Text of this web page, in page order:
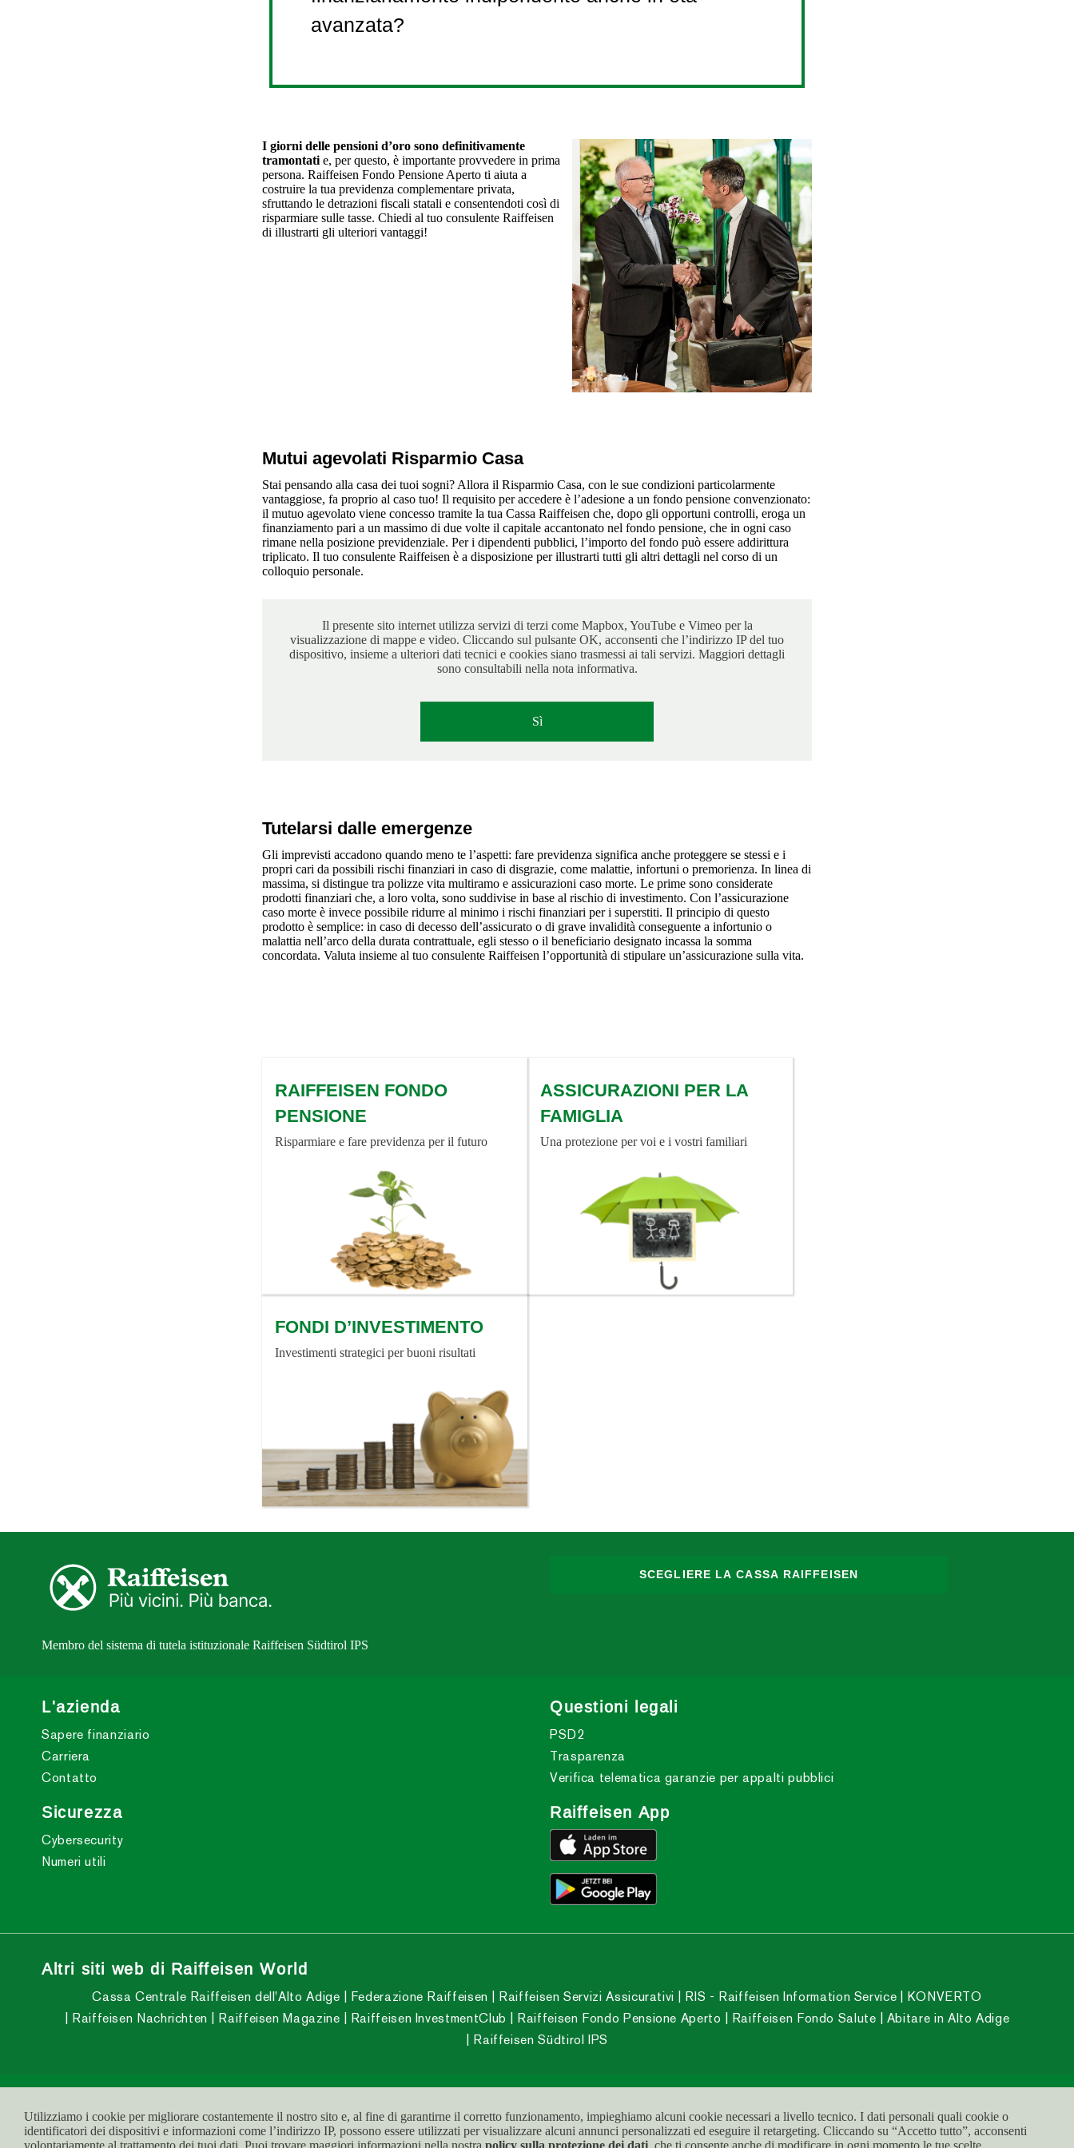
avanzata?
I giorni delle pensioni d’oro sono definitivamente
tramontati e, per questo, è importante provvedere in prima
persona. Raiffeisen Fondo Pensione Aperto ti aiuta a
costruire la tua previdenza complementare privata,
sfruttando le detrazioni fiscali statali e consentendoti così di
risparmiare sulle tasse. Chiedi al tuo consulente Raiffeisen
di illustrarti gli ulteriori vantaggi!
Mutui agevolati Risparmio Casa
Stai pensando alla casa dei tuoi sogni? Allora il Risparmio Casa, con le sue condizioni particolarmente
vantaggiose, fa proprio al caso tuo! Il requisito per accedere è l’adesione a un fondo pensione convenzionato:
il mutuo agevolato viene concesso tramite la tua Cassa Raiffeisen che, dopo gli opportuni controlli, eroga un
finanziamento pari a un massimo di due volte il capitale accantonato nel fondo pensione, che in ogni caso
rimane nella posizione previdenziale. Per i dipendenti pubblici, l’importo del fondo può essere addirittura
triplicato. Il tuo consulente Raiffeisen è a disposizione per illustrarti tutti gli altri dettagli nel corso di un
colloquio personale.
Il presente sito internet utilizza servizi di terzi come Mapbox, YouTube e Vimeo per la
visualizzazione di mappe e video. Cliccando sul pulsante OK, acconsenti che l’indirizzo IP del tuo
dispositivo, insieme a ulteriori dati tecnici e cookies siano trasmessi ai tali servizi. Maggiori dettagli
sono consultabili nella nota informativa.
Sì
Tutelarsi dalle emergenze
Gli imprevisti accadono quando meno te l’aspetti: fare previdenza significa anche proteggere se stessi e i
propri cari da possibili rischi finanziari in caso di disgrazie, come malattie, infortuni o premorienza. In linea di
massima, si distingue tra polizze vita multiramo e assicurazioni caso morte. Le prime sono considerate
prodotti finanziari che, a loro volta, sono suddivise in base al rischio di investimento. Con l’assicurazione
caso morte è invece possibile ridurre al minimo i rischi finanziari per i superstiti. Il principio di questo
prodotto è semplice: in caso di decesso dell’assicurato o di grave invalidità conseguente a infortunio o
malattia nell’arco della durata contrattuale, egli stesso o il beneficiario designato incassa la somma
concordata. Valuta insieme al tuo consulente Raiffeisen l’opportunità di stipulare un’assicurazione sulla vita.
RAIFFEISEN FONDO
PENSIONE
Risparmiare e fare previdenza per il futuro
ASSICURAZIONI PER LA
FAMIGLIA
Una protezione per voi e i vostri familiari
FONDI D’INVESTIMENTO
Investimenti strategici per buoni risultati
SCEGLIERE LA CASSA RAIFFEISEN
Membro del sistema di tutela istituzionale Raiffeisen Südtirol IPS
L'azienda
Sapere finanziario
Carriera
Contatto
Questioni legali
PSD2
Trasparenza
Verifica telematica garanzie per appalti pubblici
Sicurezza
Cybersecurity
Numeri utili
Raiffeisen App
Altri siti web di Raiffeisen World
Cassa Centrale Raiffeisen dell'Alto Adige Federazione Raiffeisen Raiffeisen Servizi Assicurativi RIS - Raiffeisen Information Service
KONVERTO
Raiffeisen Nachrichten
Raiffeisen Magazine Raiffeisen InvestmentClub Raiffeisen Fondo Pensione Aperto Raiffeisen Fondo Salute
Abitare in Alto Adige
Raiffeisen Südtirol IPS
© raiffeisen.it Part. IVA: Centro assistenza: 800 031 031
Accessibilità Colofone Cookies Privacy
Utilizziamo i cookie per migliorare costantemente il nostro sito e, al fine di garantirne il corretto funzionamento, impieghiamo alcuni cookie necessari a livello tecnico. I dati personali quali cookie o
identificatori dei dispositivi e informazioni come l’indirizzo IP, possono essere utilizzati per visualizzare alcuni annunci personalizzati ed eseguire il retargeting. Cliccando su “Accetto tutto”, acconsenti
volontariamente al trattamento dei tuoi dati. Puoi trovare maggiori informazioni nella nostra policy sulla protezione dei dati , che ti consente anche di modificare in ogni momento le tue scelte.